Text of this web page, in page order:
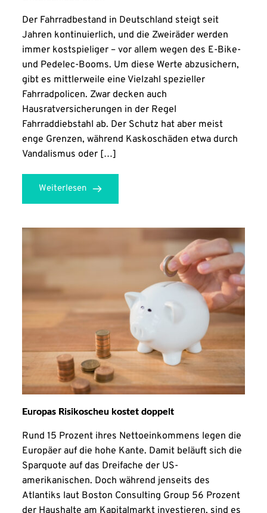
Der Fahrradbestand in Deutschland steigt seit
Jahren kontinuierlich, und die Zweiräder werden
immer kostspieliger – vor allem wegen des E-Bike-
und Pedelec-Booms. Um diese Werte abzusichern,
gibt es mittlerweile eine Vielzahl spezieller
Fahrradpolicen. Zwar decken auch
Hausratversicherungen in der Regel
Fahrraddiebstahl ab. Der Schutz hat aber meist
enge Grenzen, während Kaskoschäden etwa durch
Vandalismus oder […]
Weiterlesen
Europas Risikoscheu kostet doppelt
Rund 15 Prozent ihres Nettoeinkommens legen die
Europäer auf die hohe Kante. Damit beläuft sich die
Sparquote auf das Dreifache der US-
amerikanischen. Doch während jenseits des
Atlantiks laut Boston Consulting Group 56 Prozent